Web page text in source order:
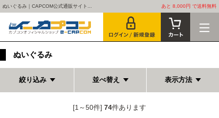
ぬいぐるみ｜CAPCOM公式通販サイト... あと 8,000円 で送料無料
ぬいぐるみ
絞り込み 並べ替え 表示方法
[1～50件] 74件あります